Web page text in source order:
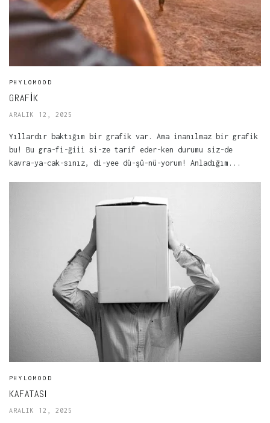
PHYLOMOOD
GRAFIK
ARALIK 12, 2025
Yıllardır baktığım bir grafik var. Ama inanılmaz bir grafik
bu! Bu gra-fi-ğiii si-ze tarif eder-ken durumu siz-de
kavra-ya-cak-sınız, di-yee dü-şü-nü-yorum! Anladığım...
PHYLOMOOD
KAFATASI
ARALIK 12, 2025